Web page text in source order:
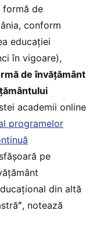
formă de
conform
educației
în vigoare),
de învățământ
academii online
programelor
pe
din altă
”, notează